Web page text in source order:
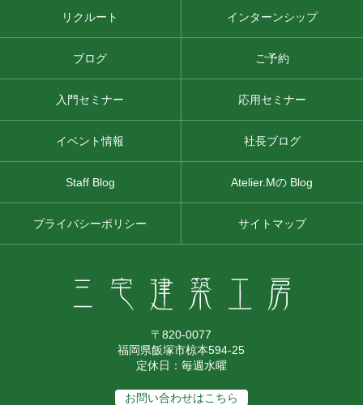
リクルート インターンシップ
ブログ ご予約
入門セミナー 応用セミナー
イベント情報 社長ブログ
Staff Blog Atelier.Mの Blog
プライバシーポリシー サイトマップ
〒820-0077
福岡県飯塚市椋本594-25
定休日：毎週水曜
お問い合わせはこちら